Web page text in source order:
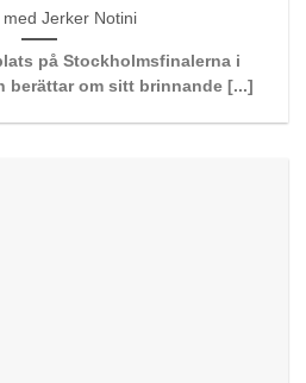
med Jerker Notini
på Stockholmsfinalerna i
berättar om sitt brinnande [...]